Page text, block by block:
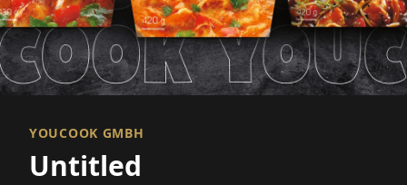
YOUCOOK GMBH
Untitled